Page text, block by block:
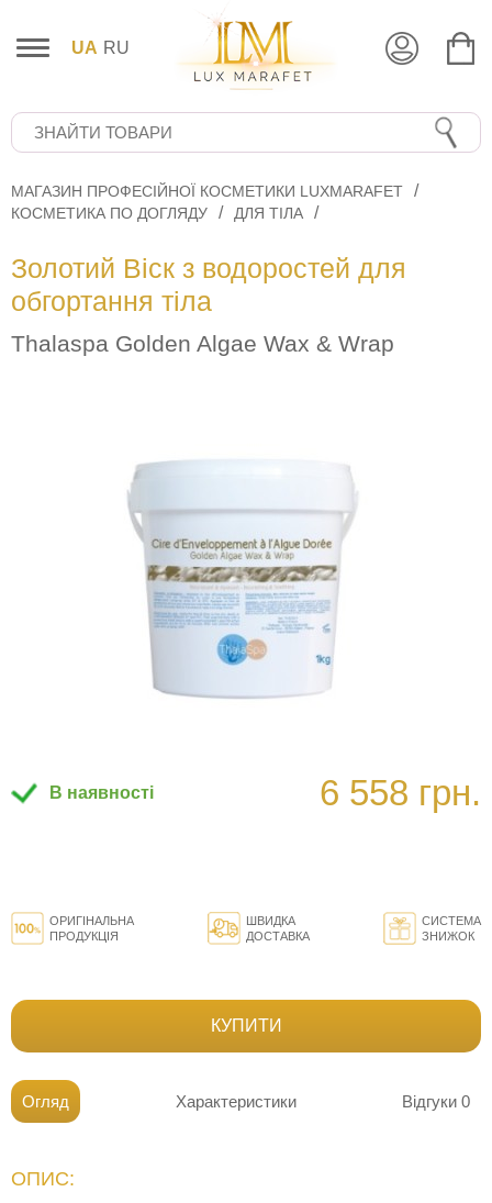
UA RU
МАГАЗИН ПРОФЕСІЙНОЇ КОСМЕТИКИ LUXMARAFET
КОСМЕТИКА ПО ДОГЛЯДУ
ДЛЯ ТІЛА
Золотий Віск з водоростей для
обгортання тіла
Thalaspa Golden Algae Wax & Wrap
В наявності 6 558 грн.
ОРИГІНАЛЬНА
ПРОДУКЦІЯ
ШВИДКА
ДОСТАВКА
СИСТЕМА
ЗНИЖОК
КУПИТИ
Огляд Характеристики Відгуки 0
ОПИС: